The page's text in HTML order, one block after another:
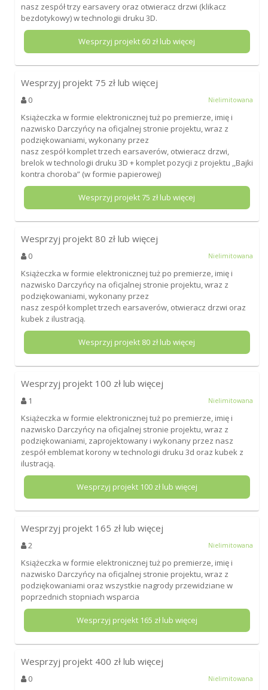
nasz zespół trzy earsavery oraz otwieracz drzwi (klikacz
bezdotykowy) w technologii druku 3D.
Wesprzyj projekt 60 zł lub więcej
Wesprzyj projekt 75 zł lub więcej
0 Nielimitowana
Książeczka w formie elektronicznej tuż po premierze, imię i
nazwisko Darczyńcy na oficjalnej stronie projektu, wraz z
podziękowaniami, wykonany przez
nasz zespół komplet trzech earsaverów, otwieracz drzwi,
brelok w technologii druku 3D + komplet pozycji z projektu ,,Bajki
kontra choroba” (w formie papierowej)
Wesprzyj projekt75 zł lub więcej
Wesprzyj projekt 80 zł lub więcej
0 Nielimitowana
Książeczka w formie elektronicznej tuż po premierze, imię i
nazwisko Darczyńcy na oficjalnej stronie projektu, wraz z
podziękowaniami, wykonany przez
nasz zespół komplet trzech earsaverów, otwieracz drzwi oraz
kubek z ilustracją.
Wesprzyj projekt 80 zł lub więcej
Wesprzyj projekt 100 zł lub więcej
1 Nielimitowana
Książeczka w formie elektronicznej tuż po premierze, imię i
nazwisko Darczyńcy na oficjalnej stronie projektu, wraz z
podziękowaniami, zaprojektowany i wykonany przez nasz
zespół emblemat korony w technologii druku 3d oraz kubek z
ilustracją.
Wesprzyj projekt 100zł lub więcej
Wesprzyj projekt 165 zł lub więcej
2 Nielimitowana
Książeczka w formie elektronicznej tuż po premierze, imię i
nazwisko Darczyńcy na oficjalnej stronie projektu, wraz z
podziękowaniami oraz wszystkie nagrody przewidziane w
poprzednich stopniach wsparcia
Wesprzyj projekt 165 zł lub więcej
Wesprzyj projekt 400 zł lub więcej
0 Nielimitowana